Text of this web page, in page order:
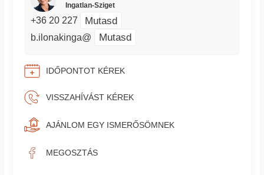
Ingatlan-Sziget
+36 20 227 Mutasd
b.ilonakinga@ Mutasd
IDŐPONTOT KÉREK
VISSZAHÍVÁST KÉREK
AJÁNLOM EGY ISMERŐSÖMNEK
MEGOSZTÁS